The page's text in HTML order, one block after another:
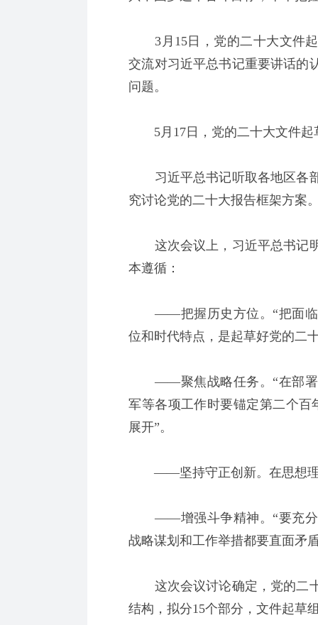
3月15日，党的二十大文件起
交流对习近平总书记重要讲话的
问题。
5月17日，党的二十大文件起
习近平总书记听取各地区各部
究讨论党的二十大报告框架方案
这次会议上，习近平总书记明
本遵循：
——把握历史方位。“把面临
位和时代特点，是起草好党的二
——聚焦战略任务。“在部署
军等各项工作时要锚定第二个
展开”。
——坚持守正创新。在思想理
——增强斗争精神。“要充分
战略谋划和工作举措都要直面矛
这次会议讨论确定，党的二十
结构，拟分15个部分，文件起草